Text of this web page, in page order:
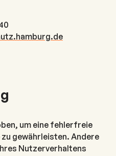
um eine fehlerfreie
gewährleisten. Andere
Nutzerverhaltens